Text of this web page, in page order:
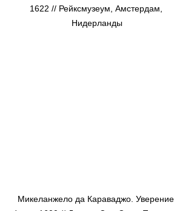
1622 // Рейксмузеум, Амстердам,
Нидерланды
Микеланжело да Караваджо. Уверение